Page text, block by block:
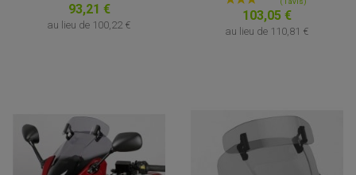
93,21 €
au lieu de 100,22 €
103,05 €
au lieu de 110,81 €